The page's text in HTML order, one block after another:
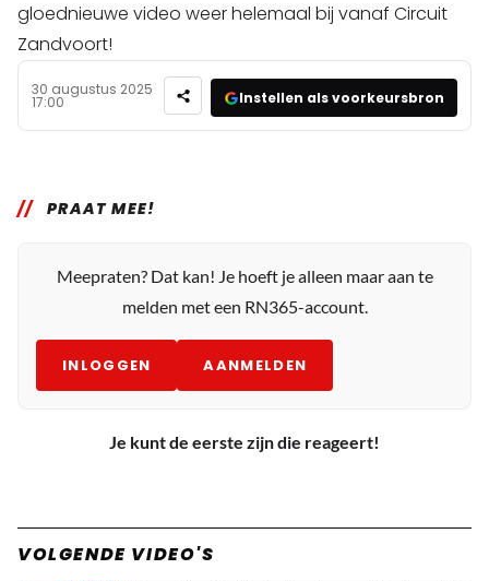
gloednieuwe video weer helemaal bij vanaf Circuit
Zandvoort!
30 augustus 2025
17:00 Instellen als voorkeursbron
PRAAT MEE!
Meepraten? Dat kan! Je hoeft je alleen maar aan te
melden met een RN365-account.
INLOGGEN AANMELDEN
Je kunt de eerste zijn die reageert!
VOLGENDE VIDEO'S